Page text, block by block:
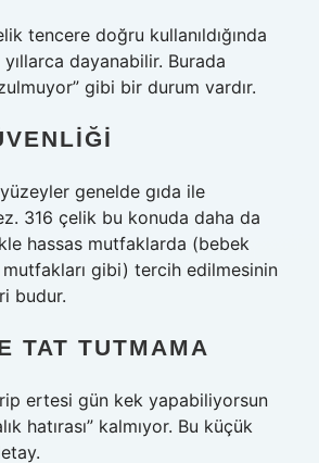
tencere doğru kullanıldığında
dayanabilir. Burada
gibi bir durum vardır.
genelde gıda ile
316 çelik bu konuda daha da
hassas mutfaklarda (bebek
mutfakları gibi) tercih edilmesinin
budur.
TAT TUTMAMA
ertesi gün kek yapabiliyorsun
hatırası” kalmıyor. Bu küçük